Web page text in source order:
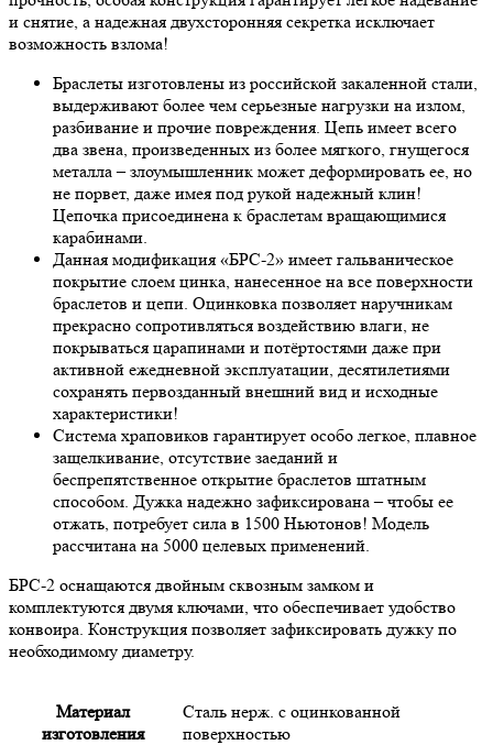
и снятие, а надежная двухсторонняя секретка исключает
возможность взлома!
Браслеты изготовлены из российской закаленной стали,
выдерживают более чем серьезные нагрузки на излом,
разбивание и прочие повреждения. Цепь имеет всего
два звена, произведенных из более мягкого, гнущегося
металла – злоумышленник может деформировать ее, но
не порвет, даже имея под рукой надежный клин!
Цепочка присоединена к браслетам вращающимися
карабинами.
Данная модификация «БРС-2» имеет гальваническое
покрытие слоем цинка, нанесенное на все поверхности
браслетов и цепи. Оцинковка позволяет наручникам
прекрасно сопротивляться воздействию влаги, не
покрываться царапинами и потёртостями даже при
активной ежедневной эксплуатации, десятилетиями
сохранять первозданный внешний вид и исходные
характеристики!
Система храповиков гарантирует особо легкое, плавное
защелкивание, отсутствие заеданий и
беспрепятственное открытие браслетов штатным
способом. Дужка надежно зафиксирована – чтобы ее
отжать, потребует сила в 1500 Ньютонов! Модель
рассчитана на 5000 целевых применений.
БРС-2 оснащаются двойным сквозным замком и
комплектуются двумя ключами, что обеспечивает удобство
конвоира. Конструкция позволяет зафиксировать дужку по
необходимому диаметру.
Материал
изготовления
Сталь нерж. с оцинкованной
поверхностью